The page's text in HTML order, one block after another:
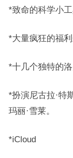
*致命的科学小
*大量疯狂的福
*十几个独特的
*扮演尼古拉·特
玛丽·雪莱。
*iCloud